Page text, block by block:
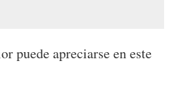
puede apreciarse en este